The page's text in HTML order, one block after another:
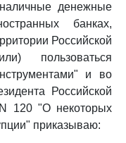
денежные
банках,
Российской
пользоваться
и во
Российской
120 "О некоторых
приказываю: